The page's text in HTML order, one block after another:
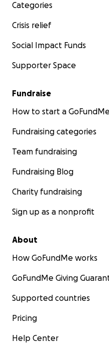
Categories
Crisis relief
Social Impact Funds
Supporter Space
Fundraise
How to start a GoFundMe
Fundraising categories
Team fundraising
Fundraising Blog
Charity fundraising
Sign up as a nonprofit
About
How GoFundMe works
GoFundMe Giving
Supported countries
Pricing
Help Center